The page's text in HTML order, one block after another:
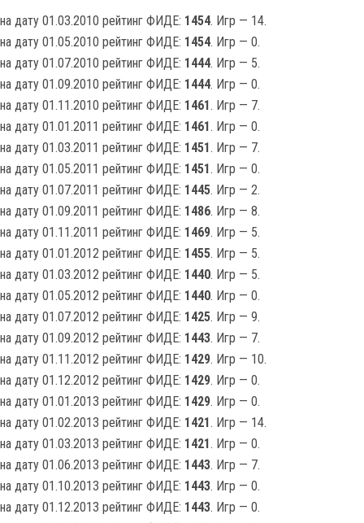
на дату 01.03.2010 рейтинг ФИДЕ: 1454. Игр — 14.
на дату 01.05.2010 рейтинг ФИДЕ: 1454. Игр — 0.
на дату 01.07.2010 рейтинг ФИДЕ: 1444. Игр — 5.
на дату 01.09.2010 рейтинг ФИДЕ: 1444. Игр — 0.
на дату 01.11.2010 рейтинг ФИДЕ: 1461. Игр — 7.
на дату 01.01.2011 рейтинг ФИДЕ: 1461. Игр — 0.
на дату 01.03.2011 рейтинг ФИДЕ: 1451. Игр — 7.
на дату 01.05.2011 рейтинг ФИДЕ: 1451. Игр — 0.
на дату 01.07.2011 рейтинг ФИДЕ: 1445. Игр — 2.
на дату 01.09.2011 рейтинг ФИДЕ: 1486. Игр — 8.
на дату 01.11.2011 рейтинг ФИДЕ: 1469. Игр — 5.
на дату 01.01.2012 рейтинг ФИДЕ: 1455. Игр — 5.
на дату 01.03.2012 рейтинг ФИДЕ: 1440. Игр — 5.
на дату 01.05.2012 рейтинг ФИДЕ: 1440. Игр — 0.
на дату 01.07.2012 рейтинг ФИДЕ: 1425. Игр — 9.
на дату 01.09.2012 рейтинг ФИДЕ: 1443. Игр — 7.
на дату 01.11.2012 рейтинг ФИДЕ: 1429. Игр — 10.
на дату 01.12.2012 рейтинг ФИДЕ: 1429. Игр — 0.
на дату 01.01.2013 рейтинг ФИДЕ: 1429. Игр — 0.
на дату 01.02.2013 рейтинг ФИДЕ: 1421. Игр — 14.
на дату 01.03.2013 рейтинг ФИДЕ: 1421. Игр — 0.
на дату 01.06.2013 рейтинг ФИДЕ: 1443. Игр — 7.
на дату 01.10.2013 рейтинг ФИДЕ: 1443. Игр — 0.
на дату 01.12.2013 рейтинг ФИДЕ: 1443. Игр — 0.